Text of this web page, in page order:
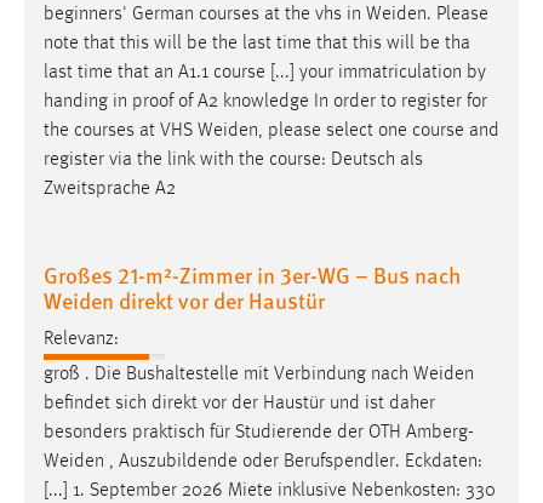
beginners' German courses at the vhs in Weiden. Please
note that this will be the last time that this will be tha
last time that an A1.1 course [...] your immatriculation by
handing in proof of A2 knowledge In order to register for
the courses at VHS Weiden, please select one course and
register via the link with the course: Deutsch als
Zweitsprache A2
Großes 21-m²-Zimmer in 3er-WG – Bus nach
Weiden direkt vor der Haustür
Relevanz:
groß . Die Bushaltestelle mit Verbindung nach Weiden
befindet sich direkt vor der Haustür und ist daher
besonders praktisch für Studierende der OTH Amberg-
Weiden , Auszubildende oder Berufspendler. Eckdaten:
[...] 1. September 2026 Miete inklusive Nebenkosten: 330
24 Stunden
STATISTIK
Statistik Cookies erfassen Informationen anonym.
Diese Informationen helfen uns zu verstehen, wie
Matomo
Name:
_pk_ref, _pk_cvar, _pk_id, _pk_ses
Zweck:
Zugriffsstatistik
Cookie Laufzeit:
Max. 13 Monate